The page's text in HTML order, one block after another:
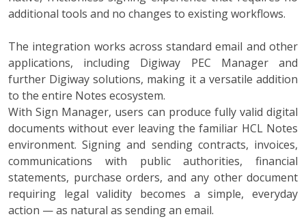
additional tools and no changes to existing workflows.
The integration works across standard email and other
applications, including Digiway PEC Manager and
further Digiway solutions, making it a versatile addition
to the entire Notes ecosystem.
With Sign Manager, users can produce fully valid digital
documents without ever leaving the familiar HCL Notes
environment. Signing and sending contracts, invoices,
communications with public authorities, financial
statements, purchase orders, and any other document
requiring legal validity becomes a simple, everyday
action — as natural as sending an email.